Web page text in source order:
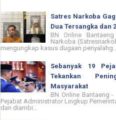
Satres Narkoba
Dua Tersangka dan
BN Online
Narkoba
mengungkap kasus dugaan
Sebanyak 19
Tekankan
Masyarakat
BN Online Bantaeng
Pejabat Administrator Lingkup
dan diambi...